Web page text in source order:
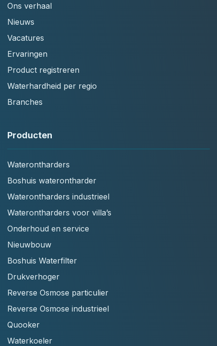
Ons verhaal
Nieuws
Vacatures
Ervaringen
Product registreren
Waterhardheid per regio
Branches
Producten
Waterontharders
Boshuis waterontharder
Waterontharders industrieel
Waterontharders voor villa’s
Onderhoud en service
Nieuwbouw
Boshuis Waterfilter
Drukverhoger
Reverse Osmose particulier
Reverse Osmose industrieel
Quooker
Waterkoeler